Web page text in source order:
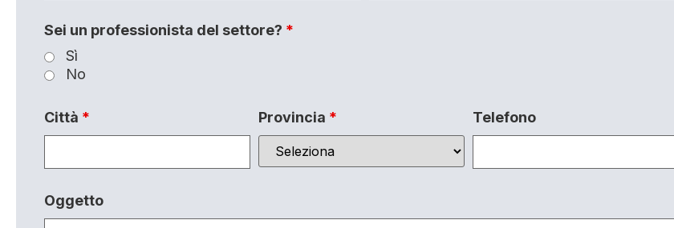
Sei un professionista del settore? *
Sì
No
Città * Provincia * Telefono
Oggetto